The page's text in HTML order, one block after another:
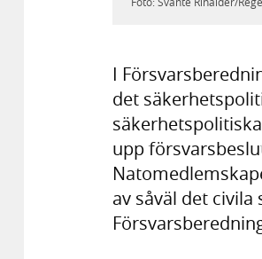
I
det
upp
av såväl det